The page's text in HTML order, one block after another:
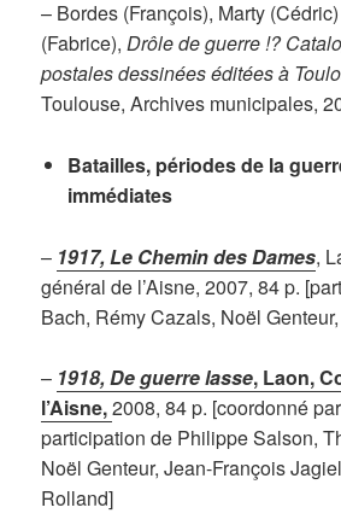
– Bordes (François), Marty
(Fabrice),Drôle de guerre !?
postales dessinées éditées à
Toulouse, Archives municipales,
Batailles, périodes de la
immédiates
– 1917, Le Chemin des Dames,
général de l’Aisne, 2007, 84 p.
Bach, Rémy Cazals, Noël
– 1918, De guerre lasse, Laon,
l’Aisne,2008, 84 p. [coordonné
participation de Philippe Salson,
Noël Genteur, Jean-François
Rolland]